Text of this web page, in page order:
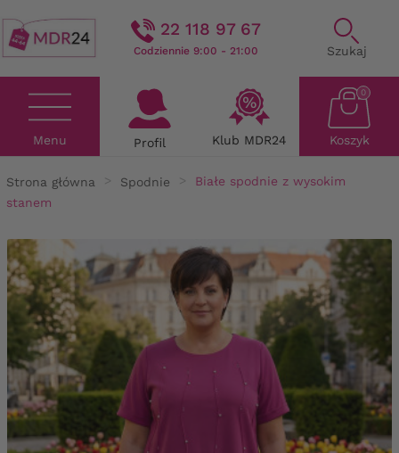
22 118 97 67
Codziennie 9:00 - 21:00 Szukaj
Menu Profil Klub MDR24 Koszyk
0
Strona główna Spodnie
Białe spodnie z wysokim
stanem